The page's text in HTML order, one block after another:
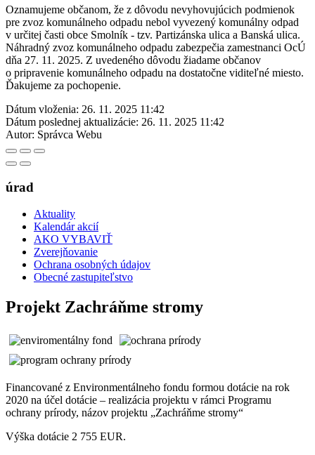
Oznamujeme občanom, že z dôvodu nevyhovujúcich podmienok
pre zvoz komunálneho odpadu nebol vyvezený komunálny odpad
v určitej časti obce Smolník - tzv. Partizánska ulica a Banská ulica.
Náhradný zvoz komunálneho odpadu zabezpečia zamestnanci OcÚ
dňa 27. 11. 2025. Z uvedeného dôvodu žiadame občanov
o pripravenie komunálneho odpadu na dostatočne viditeľné miesto.
Ďakujeme za pochopenie.
Dátum vloženia: 26. 11. 2025 11:42
Dátum poslednej aktualizácie: 26. 11. 2025 11:42
Autor: Správca Webu
úrad
Aktuality
Kalendár akcií
AKO VYBAVIŤ
Zverejňovanie
Ochrana osobných údajov
Obecné zastupiteľstvo
Projekt Zachráňme stromy
Financované z Environmentálneho fondu formou dotácie na rok
2020 na účel dotácie – realizácia projektu v rámci Programu
ochrany prírody, názov projektu „Zachráňme stromy“
Výška dotácie 2 755 EUR.